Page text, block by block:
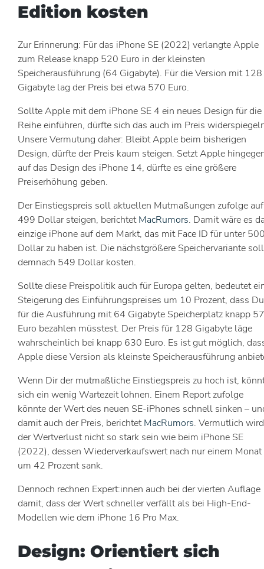
Edition kosten
Zur Erinnerung: Für das iPhone SE (2022) verlangte Apple
zum Release knapp 520 Euro in der kleinsten
Speicherausführung (64 Gigabyte). Für die Version mit 128
Gigabyte lag der Preis bei etwa 570 Euro.
Sollte Apple mit dem iPhone SE 4 ein neues Design für die
Reihe einführen, dürfte sich das auch im Preis
Unsere Vermutung daher: Bleibt Apple beim bisherigen
Design, dürfte der Preis kaum steigen. Setzt Apple
auf das Design des iPhone 14, dürfte es eine größere
Preiserhöhung geben.
Der Einstiegspreis soll aktuellen Mutmaßungen zufolge auf
499 Dollar steigen, berichtetMacRumors. Damit wäre es
einzige iPhone auf dem Markt, das mit Face ID für unter
Dollar zu haben ist. Die nächstgrößere Speichervariante soll
demnach 549 Dollar kosten.
Sollte diese Preispolitik auch für Europa gelten, bedeutet
Steigerung des Einführungspreises um 10 Prozent, dass Du
für die Ausführung mit 64 Gigabyte Speicherplatz knapp
Euro bezahlen müsstest. Der Preis für 128 Gigabyte läge
wahrscheinlich bei knapp 630 Euro. Es ist gut möglich,
Apple diese Version als kleinste Speicherausführung
Wenn Dir der mutmaßliche Einstiegspreis zu hoch ist,
sich ein wenig Wartezeit lohnen. Einem Report zufolge
könnte der Wert des neuen SE-iPhones schnell sinken –
damit auch der Preis, berichtetMacRumors. Vermutlich wird
der Wertverlust nicht so stark sein wie beim iPhone SE
(2022), dessen Wiederverkaufswert nach nur einem Monat
um 42 Prozent sank.
Dennoch rechnen Expert:innen auch bei der vierten Auflage
damit, dass der Wert schneller verfällt als bei High-End-
Modellen wie dem iPhone 16 Pro Max.
Design: Orientiert sich